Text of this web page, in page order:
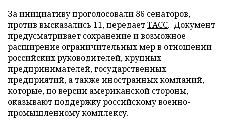
За инициативу проголосовали 86 сенаторов,
против высказались 11, передаетТАСС. Документ
предусматривает сохранение и возможное
расширение ограничительных мер в отношении
российских руководителей, крупных
предпринимателей, государственных
предприятий, а также иностранных компаний,
которые, по версии американской стороны,
оказывают поддержку российскому военно-
промышленному комплексу.